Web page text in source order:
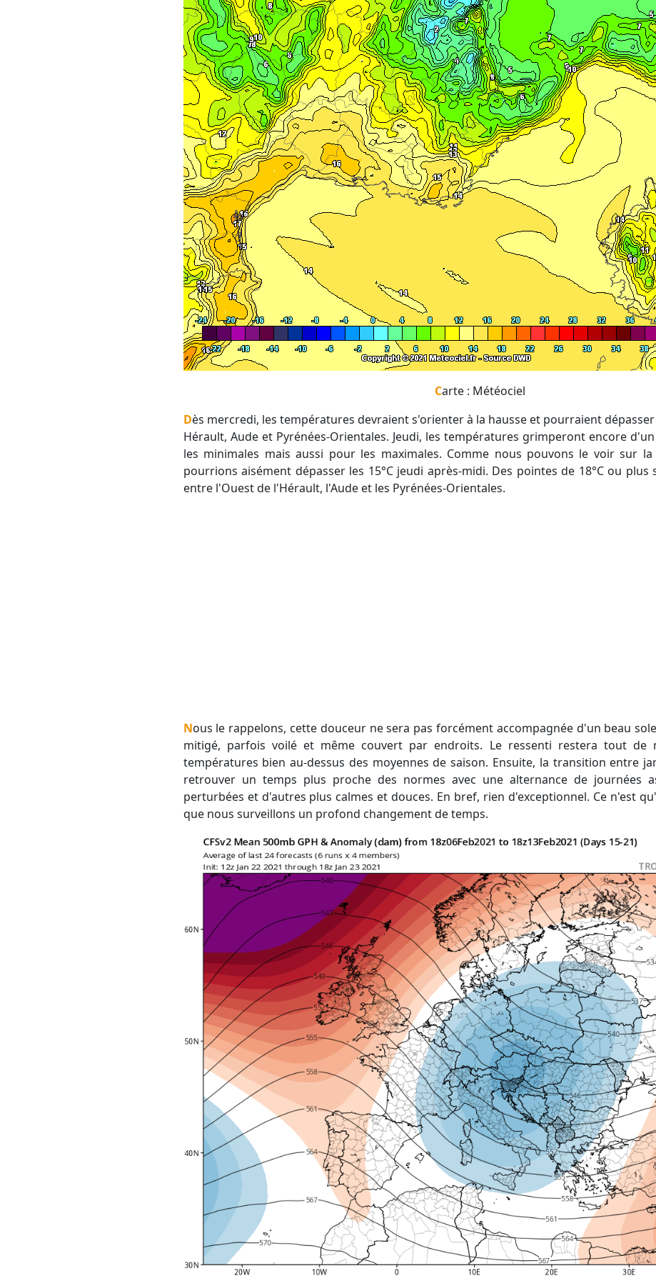
Carte : Météociel
Dès mercredi, les températures devraient s'orienter à la hausse et pourraient dépasser les 15°C surtout entre
Hérault, Aude et Pyrénées-Orientales. Jeudi, les températures grimperont encore
les minimales mais aussi pour les maximales. Comme nous pouvons le voir sur la
pourrions aisément dépasser les 15°C jeudi après-midi. Des pointes de 18°C ou
entre l'Ouest de l'Hérault, l'Aude et les Pyrénées-Orientales.
Nous le rappelons, cette douceur ne sera pas forcément accompagnée d'un beau soleil. Le ciel sera souvent
mitigé, parfois voilé et même couvert par endroits. Le ressenti restera tout de
températures bien au-dessus des moyennes de saison. Ensuite, la transition entre
retrouver un temps plus proche des normes avec une alternance de journées
perturbées et d'autres plus calmes et douces. En bref, rien d'exceptionnel. Ce n'est
que nous surveillons un profond changement de temps.